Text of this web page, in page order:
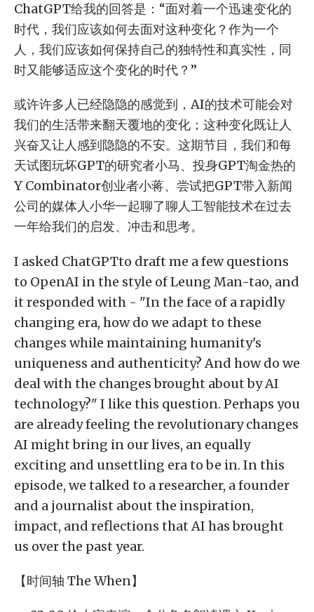
ChatGPT给我的回答是：“面对着一个迅速变化的
时代，我们应该如何去面对这种变化？作为一个
人，我们应该如何保持自己的独特性和真实性，同
时又能够适应这个变化的时代？”
或许许多人已经隐隐的感觉到，AI的技术可能会对
我们的生活带来翻天覆地的变化；这种变化既让人
兴奋又让人感到隐隐的不安。这期节目，我们和每
天试图玩坏GPT的研究者小马、投身GPT淘金热的
Y Combinator创业者小蒋、尝试把GPT带入新闻
公司的媒体人小华一起聊了聊人工智能技术在过去
一年给我们的启发、冲击和思考。
I asked ChatGPTto draft me a few questions
to OpenAI in the style of Leung Man-tao, and
it responded with - "In the face of a rapidly
changing era, how do we adapt to these
changes while maintaining humanity's
uniqueness and authenticity? And how do we
deal with the changes brought about by AI
technology?" I like this question. Perhaps you
are already feeling the revolutionary changes
AI might bring in our lives, an equally
exciting and unsettling era to be in. In this
episode, we talked to a researcher, a founder
and a journalist about the inspiration,
impact, and reflections that AI has brought
us over the past year.
【时间轴 The When】